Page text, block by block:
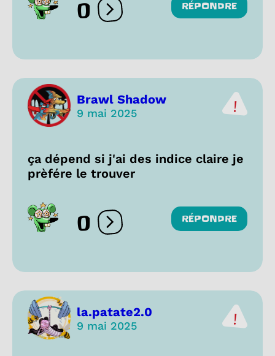
0 Ouvrir les réactions
RÉPONDRE
Brawl Shadow
9 mai 2025
ça dépend si j'ai des indice claire je
prèfére le trouver
0 Ouvrir les réactions
RÉPONDRE
la.patate2.0
9 mai 2025